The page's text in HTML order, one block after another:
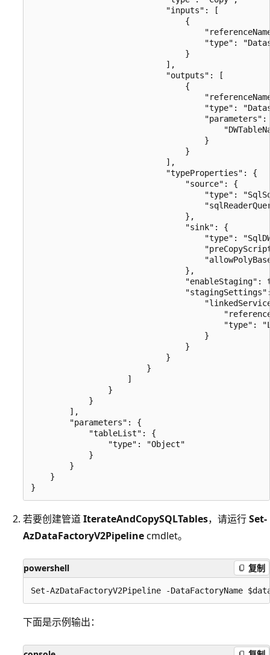
                            "inputs": [
                                {
"type":
                                }
                            ],
                            "outputs": [
                                {
"type":
"parameters":
                                    }
                                }
                            ],
                            "typeProperties": {
                                "source": {
"type":
                                },
                                "sink": {
"type":
                                },
"enableStaging":
"type":
                                    }
                                }
                            }
                        }
                    ]
                }
            }
        ],
        "parameters": {
            "tableList": {
                "type": "Object"
            }
        }
    }
若要创建管道IterateAndCopySQLTables，请运行Set-
AzDataFactoryV2Pipelinecmdlet。
powershell 复制
下面是示例输出：